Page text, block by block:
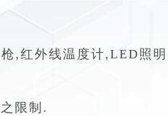
,红外线温度计,LED照
限制.